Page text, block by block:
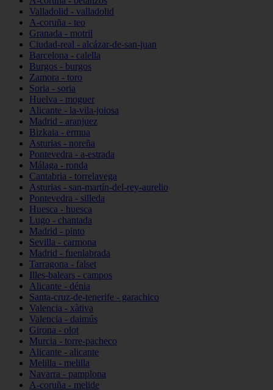
Valladolid - valladolid
A-coruña - teo
Granada - motril
Ciudad-real - alcázar-de-san-juan
Barcelona - calella
Burgos - burgos
Zamora - toro
Soria - soria
Huelva - moguer
Alicante - la-vila-joiosa
Madrid - aranjuez
Bizkaia - ermua
Asturias - noreña
Pontevedra - a-estrada
Málaga - ronda
Cantabria - torrelavega
Asturias - san-martín-del-rey-aurelio
Pontevedra - silleda
Huesca - huesca
Lugo - chantada
Madrid - pinto
Sevilla - carmona
Madrid - fuenlabrada
Tarragona - falset
Illes-balears - campos
Alicante - dénia
Santa-cruz-de-tenerife - garachico
Valencia - xàtiva
Valencia - daimús
Girona - olot
Murcia - torre-pacheco
Alicante - alicante
Melilla - melilla
Navarra - pamplona
A-coruña - melide